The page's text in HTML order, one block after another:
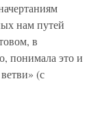
нам путей
в
понимала это и
(с